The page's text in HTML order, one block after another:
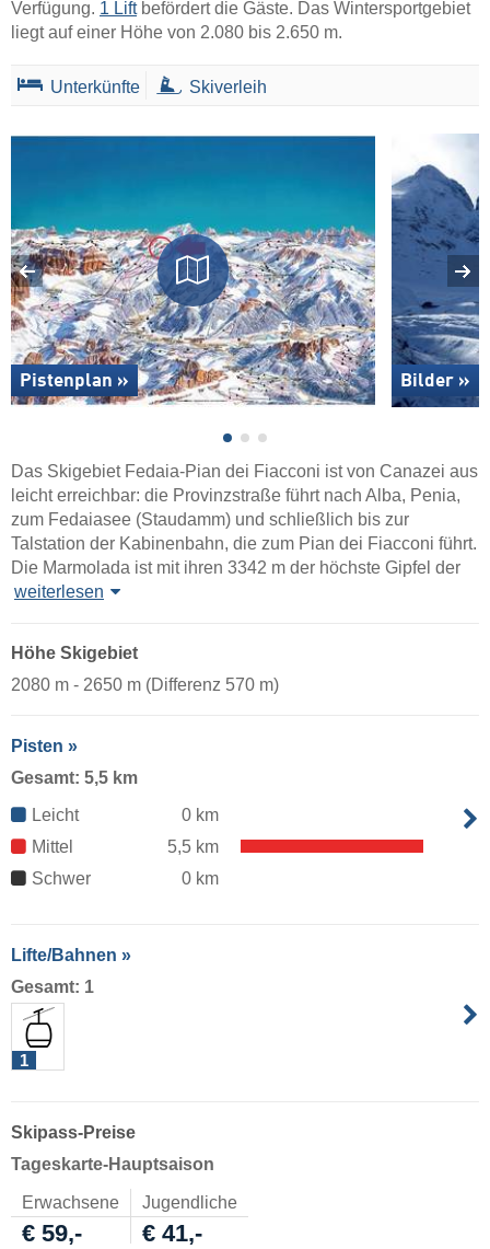
Verfügung. 1 Liftbefördert die Gäste. Das Wintersportgebiet
liegt auf einer Höhe von 2.080 bis 2.650 m.
Unterkünfte Skiverleih
Pistenplan » Bilder »
Das Skigebiet Fedaia-Pian dei Fiacconi ist von Canazei aus
leicht erreichbar: die Provinzstraße führt nach Alba, Penia,
zum Fedaiasee (Staudamm) und schließlich bis zur
Talstation der Kabinenbahn, die zum Pian dei Fiacconi führt.
Die Marmolada ist mit ihren 3342 m der höchste Gipfel der
weiterlesen
Höhe Skigebiet
2080 m - 2650 m (Differenz 570 m)
Pisten »
Gesamt: 5,5 km
Leicht
0 km
Mittel
5,5 km
Schwer
0 km
Lifte/Bahnen »
Gesamt: 1
1
Skipass-Preise
Tageskarte-Hauptsaison
Erwachsene Jugendliche
€ 59,- € 41,-